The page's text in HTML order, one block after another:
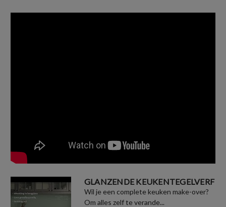
GLANZENDE KEUKENTEGELVERF
Wil je een complete keuken make-over?
Om alles zelf te verande...